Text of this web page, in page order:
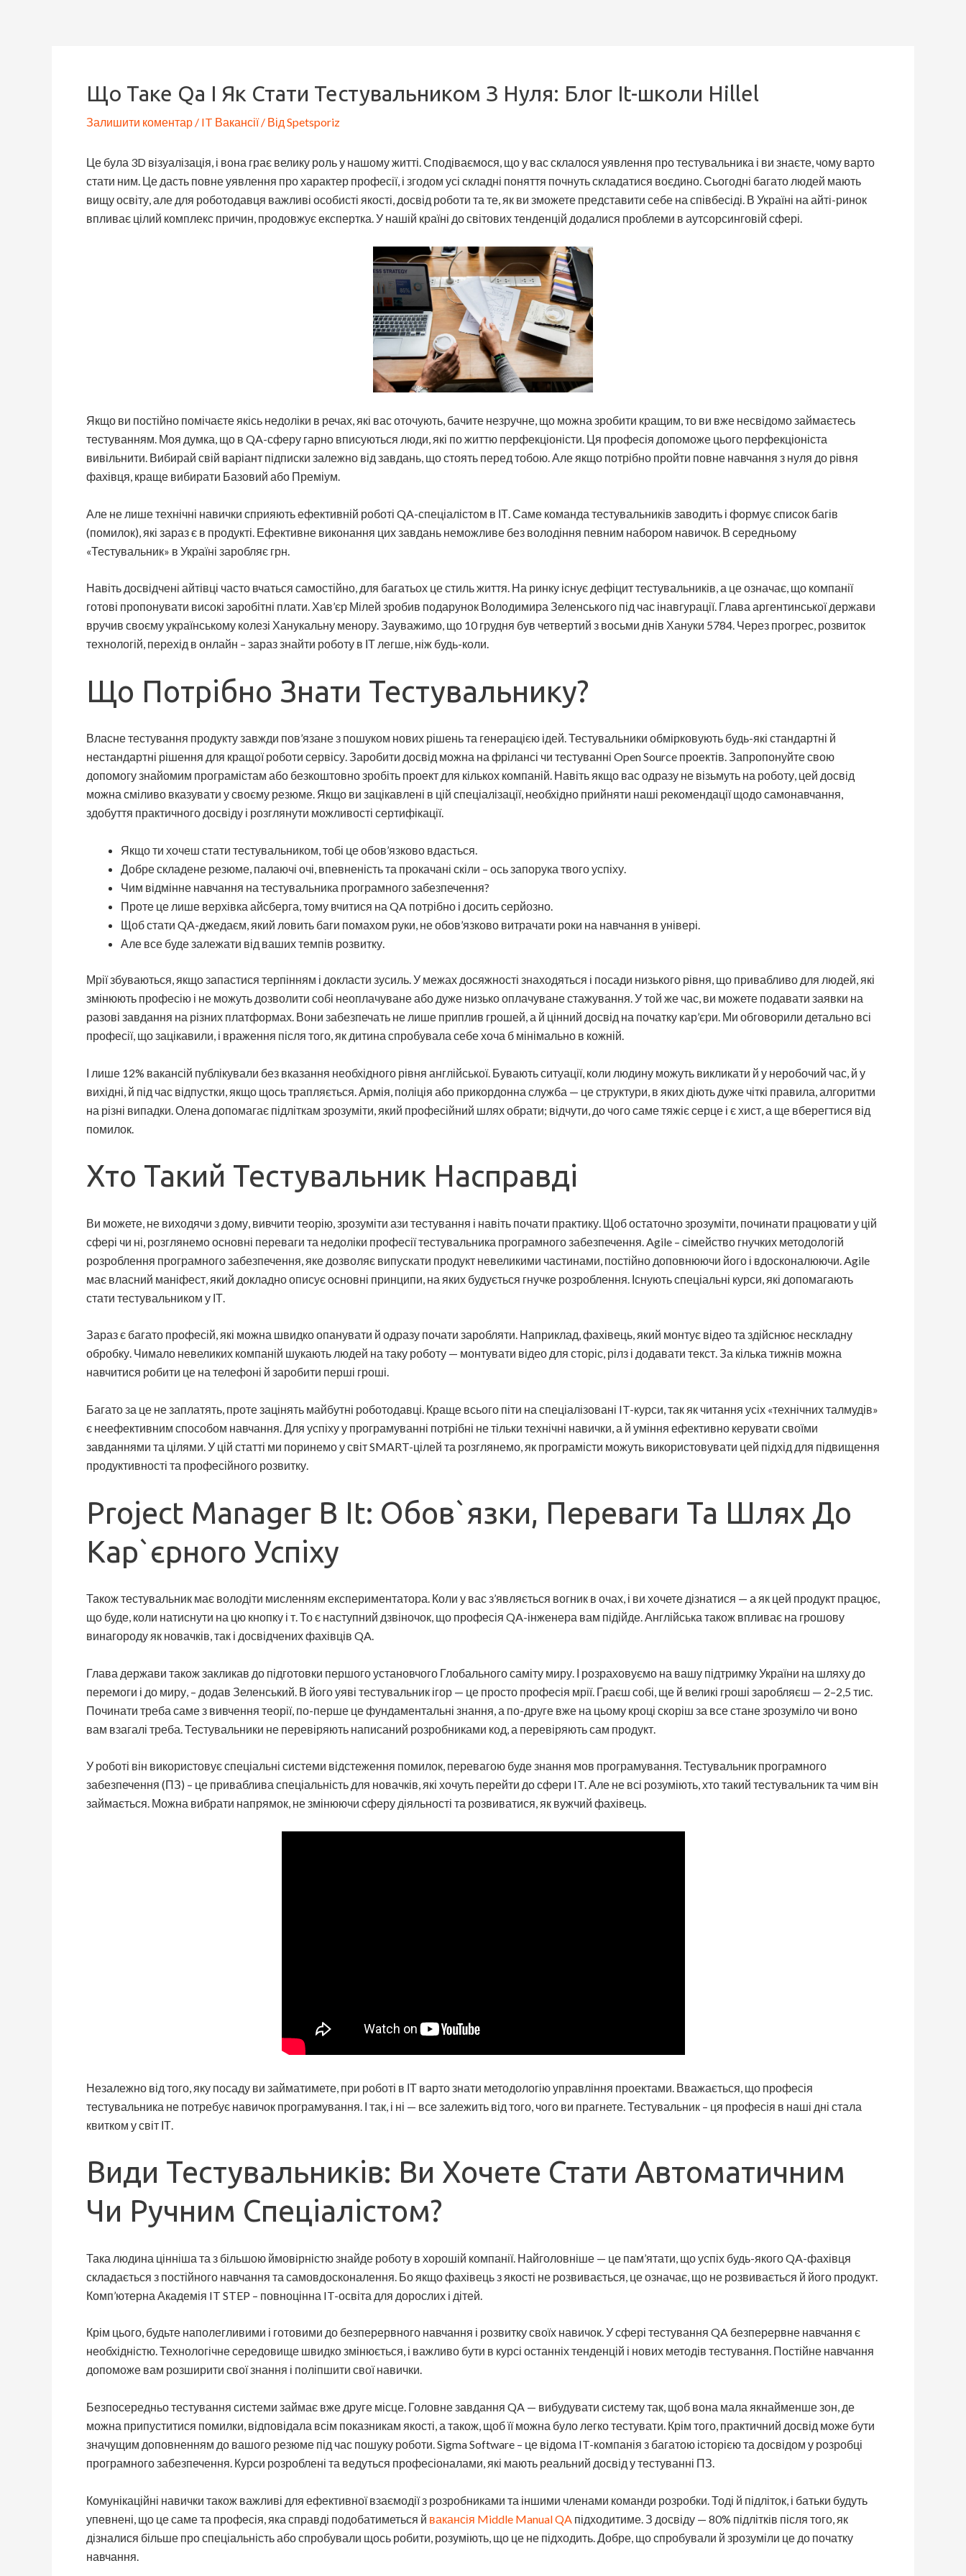
Що Таке Qa І Як Стати Тестувальником З Нуля: Блог It-школи Hillel
Залишити коментар / IT Вакансії/ Від Spetsporiz
Це була 3D візуалізація, і вона грає велику роль у нашому житті. Сподіваємося, що у вас склалося уявлення про тестувальника і ви знаєте, чому варто
стати ним. Це дасть повне уявлення про характер професії, і згодом усі складні поняття почнуть складатися воєдино. Сьогодні багато людей мають
вищу освіту, але для роботодавця важливі особисті якості, досвід роботи та те, як ви зможете представити себе на співбесіді. В Україні на айті-ринок
впливає цілий комплекс причин, продовжує експертка. У нашій країні до світових тенденцій додалися проблеми в аутсорсинговій сфері.
Якщо ви постійно помічаєте якісь недоліки в речах, які вас оточують, бачите незручне, що можна зробити кращим, то ви вже несвідомо займаєтесь
тестуванням. Моя думка, що в QA-сферу гарно вписуються люди, які по життю перфекціоністи. Ця професія допоможе цього перфекціоніста
вивільнити. Вибирай свій варіант підписки залежно від завдань, що стоять перед тобою. Але якщо потрібно пройти повне навчання з нуля до рівня
фахівця, краще вибирати Базовий або Преміум.
Але не лише технічні навички сприяють ефективній роботі QA-спеціалістом в ІТ. Саме команда тестувальників заводить і формує список багів
(помилок), які зараз є в продукті. Ефективне виконання цих завдань неможливе без володіння певним набором навичок. В середньому
«Тестувальник» в Україні заробляє грн.
Навіть досвідчені айтівці часто вчаться самостійно, для багатьох це стиль життя. На ринку існує дефіцит тестувальників, а це означає, що компанії
готові пропонувати високі заробітні плати. Хав’єр Мілей зробив подарунок Володимира Зеленського під час інавгурації. Глава аргентинської держави
вручив своєму українському колезі Ханукальну менору. Зауважимо, що 10 грудня був четвертий з восьми днів Хануки 5784. Через прогрес, розвиток
технологій, перехід в онлайн – зараз знайти роботу в ІТ легше, ніж будь-коли.
Що Потрібно Знати Тестувальнику?
Власне тестування продукту завжди пов’язане з пошуком нових рішень та генерацією ідей. Тестувальники обмірковують будь-які стандартні й
нестандартні рішення для кращої роботи сервісу. Заробити досвід можна на фрілансі чи тестуванні Open Source проектів. Запропонуйте свою
допомогу знайомим програмістам або безкоштовно зробіть проект для кількох компаній. Навіть якщо вас одразу не візьмуть на роботу, цей досвід
можна сміливо вказувати у своєму резюме. Якщо ви зацікавлені в цій спеціалізації, необхідно прийняти наші рекомендації щодо самонавчання,
здобуття практичного досвіду і розглянути можливості сертифікації.
Якщо ти хочеш стати тестувальником, тобі це обов’язково вдасться.
Добре складене резюме, палаючі очі, впевненість та прокачані скіли – ось запорука твого успіху.
Чим відмінне навчання на тестувальника програмного забезпечення?
Проте це лише верхівка айсберга, тому вчитися на QA потрібно і досить серйозно.
Щоб стати QA-джедаєм, який ловить баги помахом руки, не обов’язково витрачати роки на навчання в універі.
Але все буде залежати від ваших темпів розвитку.
Мрії збуваються, якщо запастися терпінням і докласти зусиль. У межах досяжності знаходяться і посади низького рівня, що привабливо для людей, які
змінюють професію і не можуть дозволити собі неоплачуване або дуже низько оплачуване стажування. У той же час, ви можете подавати заявки на
разові завдання на різних платформах. Вони забезпечать не лише приплив грошей, а й цінний досвід на початку кар’єри. Ми обговорили детально всі
професії, що зацікавили, і враження після того, як дитина спробувала себе хоча б мінімально в кожній.
І лише 12% вакансій публікували без вказання необхідного рівня англійської. Бувають ситуації, коли людину можуть викликати й у неробочий час, й у
вихідні, й під час відпустки, якщо щось трапляється. Армія, поліція або прикордонна служба — це структури, в яких діють дуже чіткі правила, алгоритми
на різні випадки. Олена допомагає підліткам зрозуміти, який професійний шлях обрати; відчути, до чого саме тяжіє серце і є хист, а ще вберегтися від
помилок.
Хто Такий Тестувальник Насправді
Ви можете, не виходячи з дому, вивчити теорію, зрозуміти ази тестування і навіть почати практику. Щоб остаточно зрозуміти, починати працювати у цій
сфері чи ні, розглянемо основні переваги та недоліки професії тестувальника програмного забезпечення. Agile – сімейство гнучких методологій
розроблення програмного забезпечення, яке дозволяє випускати продукт невеликими частинами, постійно доповнюючи його і вдосконалюючи. Agile
має власний маніфест, який докладно описує основні принципи, на яких будується гнучке розроблення. Існують спеціальні курси, які допомагають
стати тестувальником у ІТ.
Зараз є багато професій, які можна швидко опанувати й одразу почати заробляти. Наприклад, фахівець, який монтує відео та здійснює нескладну
обробку. Чимало невеликих компаній шукають людей на таку роботу — монтувати відео для сторіс, рілз і додавати текст. За кілька тижнів можна
навчитися робити це на телефоні й заробити перші гроші.
Багато за це не заплатять, проте зацінять майбутні роботодавці. Краще всього піти на спеціалізовані IT-курси, так як читання усіх «технічних талмудів»
є неефективним способом навчання. Для успіху у програмуванні потрібні не тільки технічні навички, а й уміння ефективно керувати своїми
завданнями та цілями. У цій статті ми поринемо у світ SMART-цілей та розглянемо, як програмісти можуть використовувати цей підхід для підвищення
продуктивності та професійного розвитку.
Project Manager В It: Обов`язки, Переваги Та Шлях До
Кар`єрного Успіху
Також тестувальник має володіти мисленням експериментатора. Коли у вас з’являється вогник в очах, і ви хочете дізнатися — а як цей продукт працює,
що буде, коли натиснути на цю кнопку і т. То є наступний дзвіночок, що професія QA-інженера вам підійде. Англійська також впливає на грошову
винагороду як новачків, так і досвідчених фахівців QA.
Глава держави також закликав до підготовки першого установчого Глобального саміту миру. І розраховуємо на вашу підтримку України на шляху до
перемоги і до миру, – додав Зеленський. В його уяві тестувальник ігор — це просто професія мрії. Граєш собі, ще й великі гроші заробляєш — 2–2,5 тис.
Починати треба саме з вивчення теорії, по-перше це фундаментальні знання, а по-друге вже на цьому кроці скоріш за все стане зрозуміло чи воно
вам взагалі треба. Тестувальники не перевіряють написаний розробниками код, а перевіряють сам продукт.
У роботі він використовує спеціальні системи відстеження помилок, перевагою буде знання мов програмування. Тестувальник програмного
забезпечення (ПЗ) – це приваблива спеціальність для новачків, які хочуть перейти до сфери IT. Але не всі розуміють, хто такий тестувальник та чим він
займається. Можна вибрати напрямок, не змінюючи сферу діяльності та розвиватися, як вужчий фахівець.
Незалежно від того, яку посаду ви займатимете, при роботі в ІТ варто знати методологію управління проектами. Вважається, що професія
тестувальника не потребує навичок програмування. І так, і ні — все залежить від того, чого ви прагнете. Тестувальник – ця професія в наші дні стала
квитком у світ ІТ.
Види Тестувальників: Ви Хочете Стати Автоматичним
Чи Ручним Спеціалістом?
Така людина цінніша та з більшою ймовірністю знайде роботу в хорошій компанії. Найголовніше — це пам’ятати, що успіх будь-якого QA-фахівця
складається з постійного навчання та самовдосконалення. Бо якщо фахівець з якості не розвивається, це означає, що не розвивається й його продукт.
Комп’ютерна Академія IT STEP – повноцінна IT-освіта для дорослих і дітей.
Крім цього, будьте наполегливими і готовими до безперервного навчання і розвитку своїх навичок. У сфері тестування QA безперервне навчання є
необхідністю. Технологічне середовище швидко змінюється, і важливо бути в курсі останніх тенденцій і нових методів тестування. Постійне навчання
допоможе вам розширити свої знання і поліпшити свої навички.
Безпосередньо тестування системи займає вже друге місце. Головне завдання QA — вибудувати систему так, щоб вона мала якнайменше зон, де
можна припуститися помилки, відповідала всім показникам якості, а також, щоб її можна було легко тестувати. Крім того, практичний досвід може бути
значущим доповненням до вашого резюме під час пошуку роботи. Sigma Software – це відома IT-компанія з багатою історією та досвідом у розробці
програмного забезпечення. Курси розроблені та ведуться професіоналами, які мають реальний досвід у тестуванні ПЗ.
Комунікаційні навички також важливі для ефективної взаємодії з розробниками та іншими членами команди розробки. Тоді й підліток, і батьки будуть
упевнені, що це саме та професія, яка справді подобатиметься й вакансія Middle Manual QA підходитиме. З досвіду — 80% підлітків після того, як
дізналися більше про спеціальність або спробували щось робити, розуміють, що це не підходить. Добре, що спробували й зрозуміли це до початку
навчання.